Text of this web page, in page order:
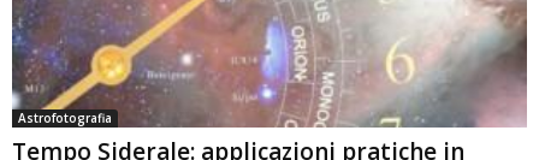
Astrofotografia
Tempo Siderale: applicazioni pratiche in